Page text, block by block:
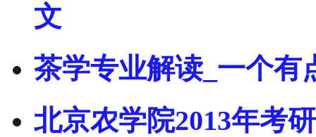
文
茶学专业解读_一个有
北京农学院2013年考